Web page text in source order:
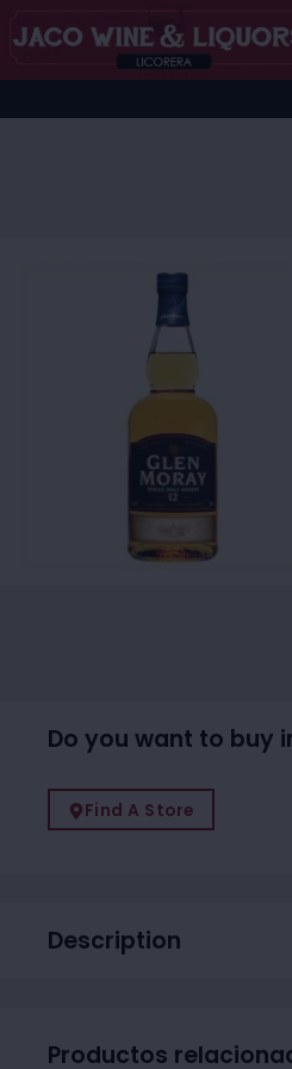
Do you want to buy
Find A Store
Description
Productos